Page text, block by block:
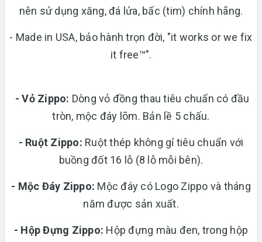
nên sử dụng xăng, đá lửa, bấc (tim) chính hãng.
- Made in USA, bảo hành trọn đời, "it works or we fix
it free™".
- Vỏ Zippo: Dòng vỏ đồng thau tiêu chuẩn có đầu
tròn, mộc đáy lõm. Bản lề 5 chấu.
- Ruột Zippo: Ruột thép không gỉ tiêu chuẩn với
buồng đốt 16 lỗ (8 lỗ mỗi bên).
- Mộc Đáy Zippo: Mộc đáy có Logo Zippo và tháng
năm được sản xuất.
- Hộp Đựng Zippo: Hộp đựng màu đen, trong hộp